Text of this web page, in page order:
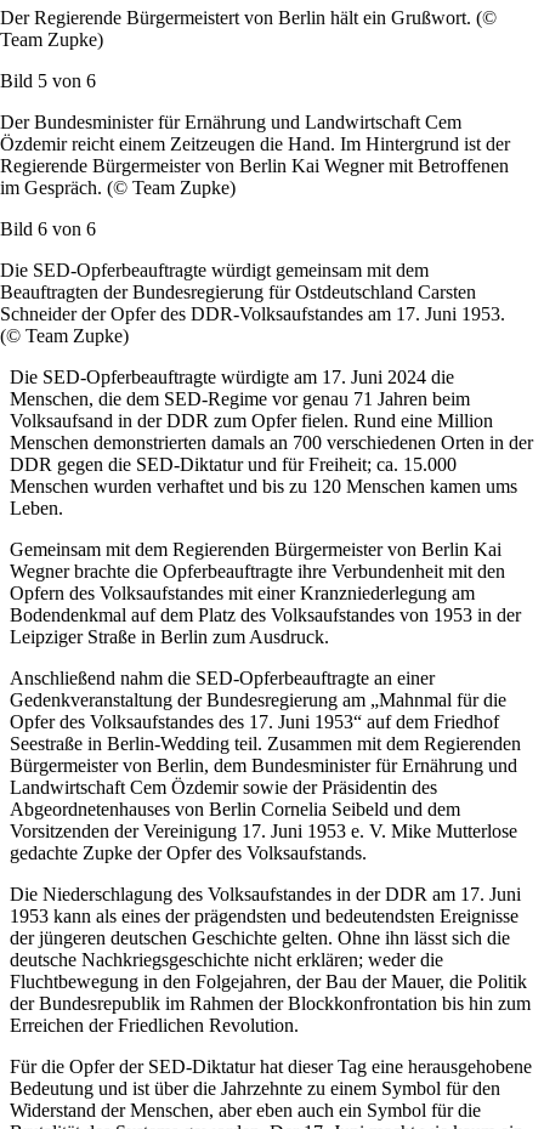
Der Regierende Bürgermeistert von Berlin hält ein Grußwort. (©
Team Zupke)
Bild 5 von 6
Der Bundesminister für Ernährung und Landwirtschaft Cem
Özdemir reicht einem Zeitzeugen die Hand. Im Hintergrund ist der
Regierende Bürgermeister von Berlin Kai Wegner mit Betroffenen
im Gespräch. (© Team Zupke)
Bild 6 von 6
Die SED-Opferbeauftragte würdigt gemeinsam mit dem
Beauftragten der Bundesregierung für Ostdeutschland Carsten
Schneider der Opfer des DDR-Volksaufstandes am 17. Juni 1953.
(© Team Zupke)
Die SED-Opferbeauftragte würdigte am 17. Juni 2024 die
Menschen, die dem SED-Regime vor genau 71 Jahren beim
Volksaufsand in der DDR zum Opfer fielen. Rund eine Million
Menschen demonstrierten damals an 700 verschiedenen Orten in der
DDR gegen die SED-Diktatur und für Freiheit; ca. 15.000
Menschen wurden verhaftet und bis zu 120 Menschen kamen ums
Leben.
Gemeinsam mit dem Regierenden Bürgermeister von Berlin Kai
Wegner brachte die Opferbeauftragte ihre Verbundenheit mit den
Opfern des Volksaufstandes mit einer Kranzniederlegung am
Bodendenkmal auf dem Platz des Volksaufstandes von 1953 in der
Leipziger Straße in Berlin zum Ausdruck.
Anschließend nahm die SED-Opferbeauftragte an einer
Gedenkveranstaltung der Bundesregierung am „Mahnmal für die
Opfer des Volksaufstandes des 17. Juni 1953“ auf dem Friedhof
Seestraße in Berlin-Wedding teil. Zusammen mit dem Regierenden
Bürgermeister von Berlin, dem Bundesminister für Ernährung und
Landwirtschaft Cem Özdemir sowie der Präsidentin des
Abgeordnetenhauses von Berlin Cornelia Seibeld und dem
Vorsitzenden der Vereinigung 17. Juni 1953 e. V. Mike Mutterlose
gedachte Zupke der Opfer des Volksaufstands.
Die Niederschlagung des Volksaufstandes in der DDR am 17. Juni
1953 kann als eines der prägendsten und bedeutendsten Ereignisse
der jüngeren deutschen Geschichte gelten. Ohne ihn lässt sich die
deutsche Nachkriegsgeschichte nicht erklären; weder die
Fluchtbewegung in den Folgejahren, der Bau der Mauer, die Politik
der Bundesrepublik im Rahmen der Blockkonfrontation bis hin zum
Erreichen der Friedlichen Revolution.
Für die Opfer der SED-Diktatur hat dieser Tag eine herausgehobene
Bedeutung und ist über die Jahrzehnte zu einem Symbol für den
Widerstand der Menschen, aber eben auch ein Symbol für die